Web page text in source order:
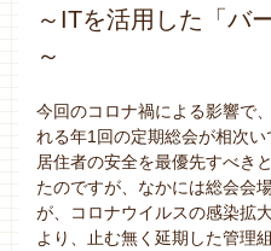
～ITを活用した「バ
～
今回のコロナ禍による影響で
れる年1回の定期総会が相次い
居住者の安全を最優先すべき
たのですが、なかには総会会
が、コロナウイルスの感染拡
より、止む無く延期した管理